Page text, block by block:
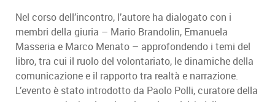
Nel corso dell’incontro, l’autore ha dialogato con i
membri della giuria – Mario Brandolin, Emanuela
Masseria e Marco Menato – approfondendo i temi del
libro, tra cui il ruolo del volontariato, le dinamiche della
comunicazione e il rapporto tra realtà e narrazione.
L’evento è stato introdotto da Paolo Polli, curatore della